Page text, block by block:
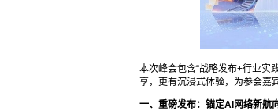
本次峰会包含“战略发布+行业实
享，更有沉浸式体验，为参会嘉
一、重磅发布：锚定AI网络新航